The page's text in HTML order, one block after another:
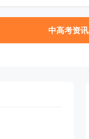
中高考资讯